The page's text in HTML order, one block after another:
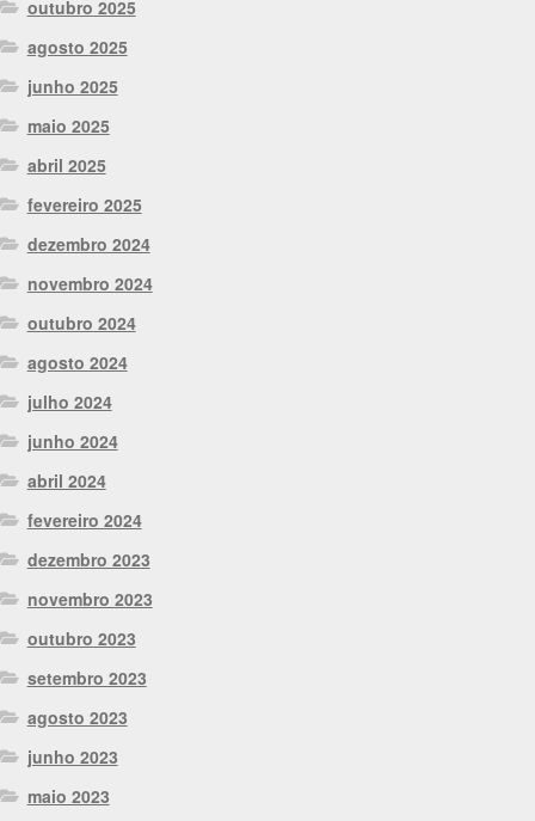
outubro 2025
agosto 2025
junho 2025
maio 2025
abril 2025
fevereiro 2025
dezembro 2024
novembro 2024
outubro 2024
agosto 2024
julho 2024
junho 2024
abril 2024
fevereiro 2024
dezembro 2023
novembro 2023
outubro 2023
setembro 2023
agosto 2023
junho 2023
maio 2023